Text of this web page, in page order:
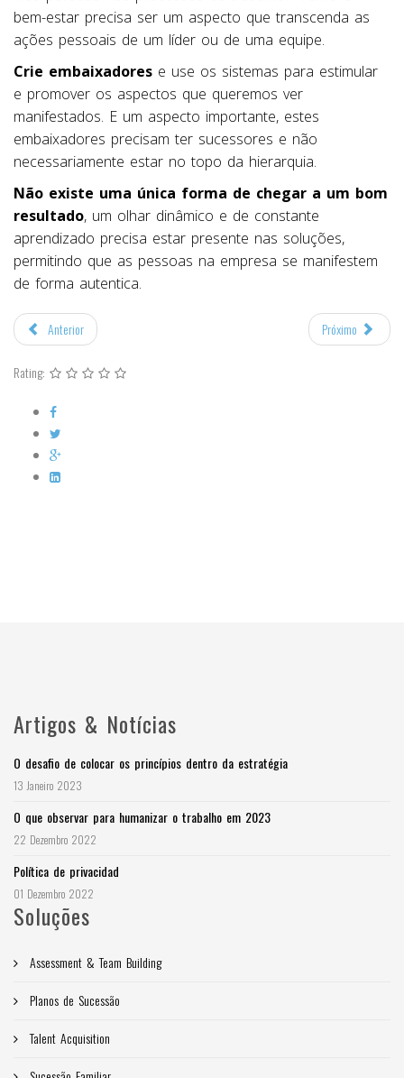
bem-estar precisa ser um aspecto que transcenda as
ações pessoais de um líder ou de uma equipe.
Crie embaixadores e use os sistemas para estimular
e promover os aspectos que queremos ver
manifestados. E um aspecto importante, estes
embaixadores precisam ter sucessores e não
necessariamente estar no topo da hierarquia.
Não existe uma única forma de chegar a um bom
resultado, um olhar dinâmico e de constante
aprendizado precisa estar presente nas soluções,
permitindo que as pessoas na empresa se manifestem
de forma autentica.
Anterior Próximo
Rating:
Artigos & Notícias
O desafio de colocar os princípios dentro da estratégia
13 Janeiro 2023
O que observar para humanizar o trabalho em 2023
22 Dezembro 2022
Política de privacidad
01 Dezembro 2022
Soluções
Assessment & Team Building
Planos de Sucessão
Talent Acquisition